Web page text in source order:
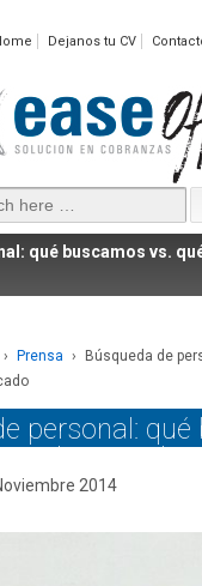
Dejanos tu CV
qué buscamos vs.
› Prensa ›
Búsqueda de
personal:
el mercado
2014